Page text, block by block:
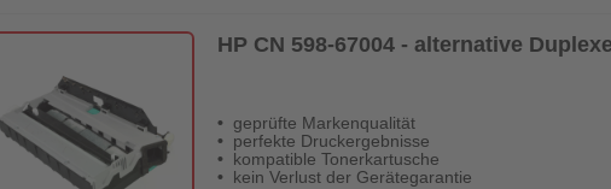
HP CN 598-67004 - alternative
geprüfte Markenqualität
perfekte Druckergebnisse
kompatible Tonerkartusche
kein Verlust der Gerätegarantie